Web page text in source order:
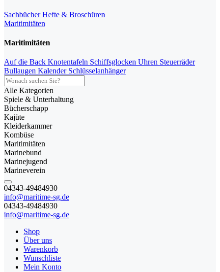
SachbücherHefte & Broschüren
Maritimitäten
Maritimitäten
Auf die Back Knotentafeln Schiffsglocken Uhren Steuerräder
Bullaugen Kalender Schlüsselanhänger
Alle Kategorien
Spiele & Unterhaltung
Bücherschapp
Kajüte
Kleiderkammer
Kombüse
Maritimitäten
Marinebund
Marinejugend
Marineverein
04343-49484930
info@maritime-sg.de
04343-49484930
info@maritime-sg.de
Shop
Über uns
Warenkorb
Wunschliste
Mein Konto